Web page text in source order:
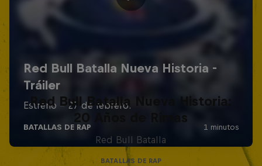
Red Bull Batalla Nueva Historia:
20 Años de Rimas
Red Bull Batalla
BATALLAS DE RAP